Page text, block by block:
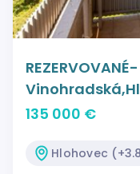
135 000 €
Hlohovec